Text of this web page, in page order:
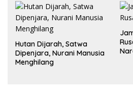
Hutan Dijarah, Satwa
Dipenjara, Nurani Manusia
Menghilang